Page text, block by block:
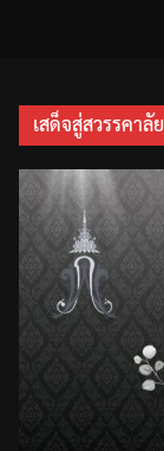
เสด็จสู่สวรรคาลัย